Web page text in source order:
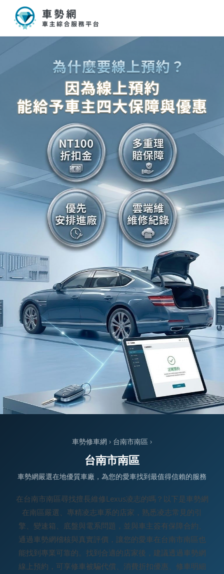
車勢修車網 › 台南市南區 ›
台南市南區
車勢網嚴選在地優質車廠，為您的愛車找到最值得信賴的服務
在台南市南區尋找擅長維修Lexus凌志的嗎？以下是車勢網
在南區嚴選、專精凌志車系的店家，熟悉凌志常見的引
擎、變速箱、底盤與電系問題，並與車主簽有保障合約、
通過車勢網稽核與真實評價，讓您的愛車在台南市南區也
能找到專業可靠的。找到合適的店家後，建議透過車勢網
線上預約，可享修車被騙代償、消費折扣優惠、修車明細